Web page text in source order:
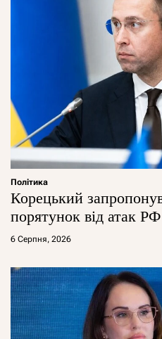
Політика
Корецький
порятунок від атак РФ
6 Серпня, 2026